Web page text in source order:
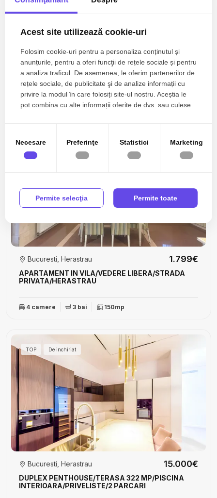
HERASTRAU/ PRIVELISTE SUPERBA/ PARCARE
SUBTERANA
Bucuresti, Herastrau 1.899€
3 camere 2 bai 120mp
TOP De inchiriat
APARTAMENT IN VILA/VEDERE LIBERA/STRADA
PRIVATA/HERASTRAU
Bucuresti, Herastrau 1.799€
4 camere 3 bai 150mp
TOP De inchiriat
DUPLEX PENTHOUSE/TERASA 322 MP/PISCINA
INTERIOARA/PRIVELISTE/2 PARCARI
Bucuresti, Herastrau 15.000€
Acest site utilizează cookie-uri
Folosim cookie-uri pentru a personaliza conținutul și
anunțurile, pentru a oferi funcţii de rețele sociale și pentru
a analiza traficul. De asemenea, le oferim partenerilor de
rețele sociale, de publicitate şi de analize informații cu
privire la modul în care folosiți site-ul nostru. Aceștia le
pot combina cu alte informații oferite de dvs. sau culese
Necesare Preferinţe Statistici Marketing
Permite selecţia Permite toate